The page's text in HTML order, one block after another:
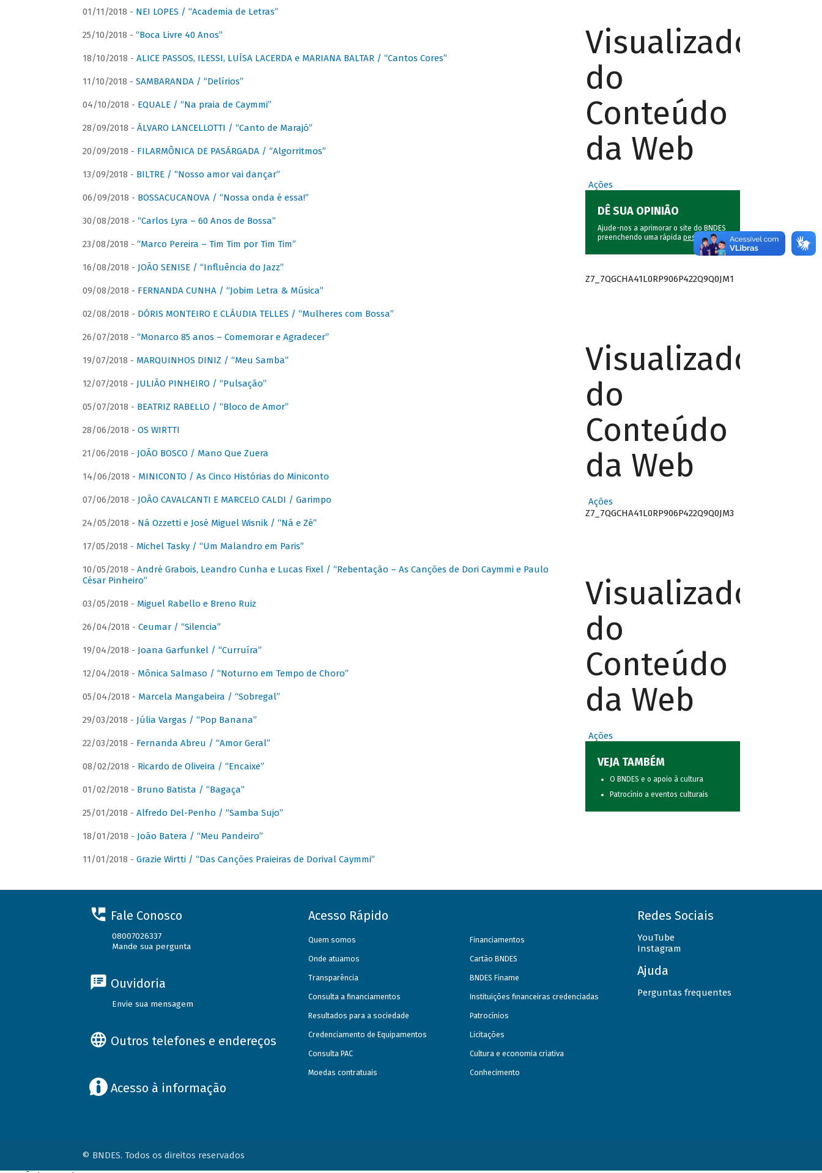
01/11/2018 - NEI LOPES / “Academia de Letras”
25/10/2018 - “Boca Livre 40 Anos”
18/10/2018 - ALICE PASSOS, ILESSI, LUÍSA LACERDA e MARIANA BALTAR / “Cantos Cores”
11/10/2018 - SAMBARANDA / “Delírios”
04/10/2018 - EQUALE / “Na praia de Caymmi”
28/09/2018 - ÁLVARO LANCELLOTTI / “Canto de Marajó”
20/09/2018 - FILARMÔNICA DE PASÁRGADA / “Algorritmos”
13/09/2018 - BILTRE / “Nosso amor vai dançar”
06/09/2018 - BOSSACUCANOVA / “Nossa onda é essa!”
30/08/2018 - “Carlos Lyra – 60 Anos de Bossa”
23/08/2018 - “Marco Pereira – Tim Tim por Tim Tim”
16/08/2018 - JOÃO SENISE / “Influência do Jazz”
09/08/2018 - FERNANDA CUNHA / “Jobim Letra & Música”
02/08/2018 - DÓRIS MONTEIRO E CLÁUDIA TELLES / “Mulheres com Bossa”
26/07/2018 - “Monarco 85 anos – Comemorar e Agradecer”
19/07/2018 - MARQUINHOS DINIZ / “Meu Samba”
12/07/2018 - JULIÃO PINHEIRO / “Pulsação”
05/07/2018 - BEATRIZ RABELLO / “Bloco de Amor”
28/06/2018 - OS WIRTTI
21/06/2018 - JOÃO BOSCO / Mano Que Zuera
14/06/2018 - MINICONTO / As Cinco Histórias do Miniconto
07/06/2018 - JOÃO CAVALCANTI E MARCELO CALDI / Garimpo
24/05/2018 - Ná Ozzetti e José Miguel Wisnik / “Ná e Zé”
17/05/2018 - Michel Tasky / “Um Malandro em Paris”
10/05/2018 - André Grabois, Leandro Cunha e Lucas Fixel / “Rebentação – As Canções de Dori Caymmi e Paulo
César Pinheiro”
03/05/2018 - Miguel Rabello e Breno Ruiz
26/04/2018 - Ceumar / “Silencia”
19/04/2018 - Joana Garfunkel / “Curruíra”
12/04/2018 - Mônica Salmaso / “Noturno em Tempo de Choro”
05/04/2018 - Marcela Mangabeira / “Sobregal”
29/03/2018 - Júlia Vargas / “Pop Banana”
22/03/2018 - Fernanda Abreu / “Amor Geral”
08/02/2018 - Ricardo de Oliveira / “Encaixe”
01/02/2018 - Bruno Batista / “Bagaça”
25/01/2018 - Alfredo Del-Penho / “Samba Sujo”
18/01/2018 - João Batera / “Meu Pandeiro”
11/01/2018 - Grazie Wirtti / “Das Canções Praieiras de Dorival Caymmi”
Visualizador
do
Conteúdo
da Web
Ações
DÊ SUA OPINIÃO
Ajude-nos a aprimorar o site do BNDES
preenchendo uma rápida pesquisa.
Z7_7QGCHA41L0RP906P422Q9Q0JM1
Visualizador
do
Conteúdo
da Web
Ações
Z7_7QGCHA41L0RP906P422Q9Q0JM3
Visualizador
do
Conteúdo
da Web
Ações
VEJA TAMBÉM
O BNDES e o apoio à cultura
Patrocínio a eventos culturais
Fale Conosco
08007026337
Mande sua pergunta
Ouvidoria
Envie sua mensagem
Outros telefones e endereços
Acesso à informação
Acesso Rápido
Quem somos
Onde atuamos
Transparência
Consulta a financiamentos
Resultados para a sociedade
Credenciamento de Equipamentos
Consulta PAC
Moedas contratuais
Financiamentos
Cartão BNDES
BNDES Finame
Instituições financeiras credenciadas
Patrocínios
Licitações
Cultura e economia criativa
Conhecimento
Redes Sociais
YouTube
Instagram
Ajuda
Perguntas frequentes
© BNDES. Todos os direitos reservados